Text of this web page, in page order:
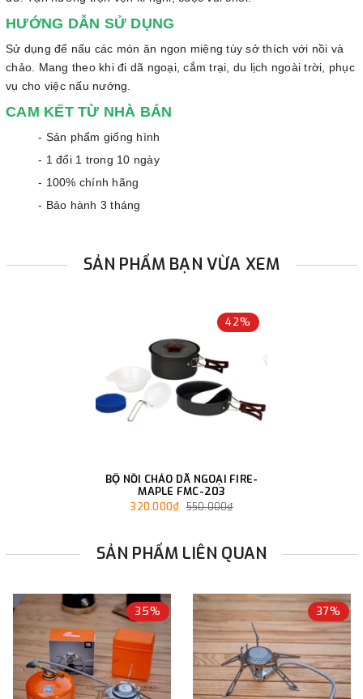
HƯỚNG DẪN SỬ DỤNG
Sử dụng để nấu các món ăn ngon miệng tùy sở thích với nồi và
chảo. Mang theo khi đi dã ngoại, cắm trại, du lịch ngoài trời, phục
vụ cho việc nấu nướng.
CAM KẾT TỪ NHÀ BÁN
- Sản phẩm giống hình
- 1 đổi 1 trong 10 ngày
- 100% chính hãng
- Bảo hành 3 tháng
SẢN PHẨM BẠN VỪA XEM
42%
BỘ NỒI CHẢO DÃ NGOẠI FIRE-
MAPLE FMC-203
320.000₫ 550.000₫
SẢN PHẨM LIÊN QUAN
35% 37%